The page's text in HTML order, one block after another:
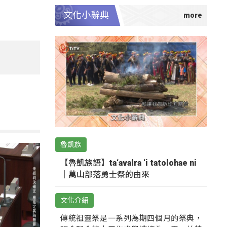
文化小辭典
魯凱族
【魯凱族語】ta‘avalra ‘i tatolohae ni
｜萬山部落勇士祭的由來
文化介紹
傳統祖靈祭是一系列為期四個月的祭典，